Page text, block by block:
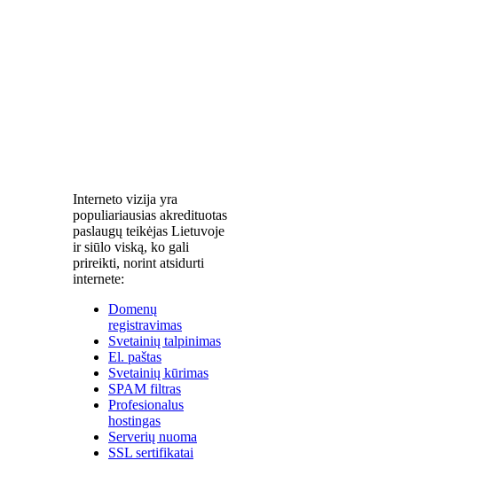
Interneto vizija yra
populiariausias akredituotas
paslaugų teikėjas Lietuvoje
ir siūlo viską, ko gali
prireikti, norint atsidurti
internete:
Domenų
registravimas
Svetainių talpinimas
El. paštas
Svetainių kūrimas
SPAM filtras
Profesionalus
hostingas
Serverių nuoma
SSL sertifikatai